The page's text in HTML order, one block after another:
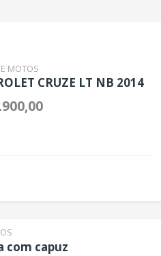
MOTOS
CRUZE LT NB 2014
com capuz